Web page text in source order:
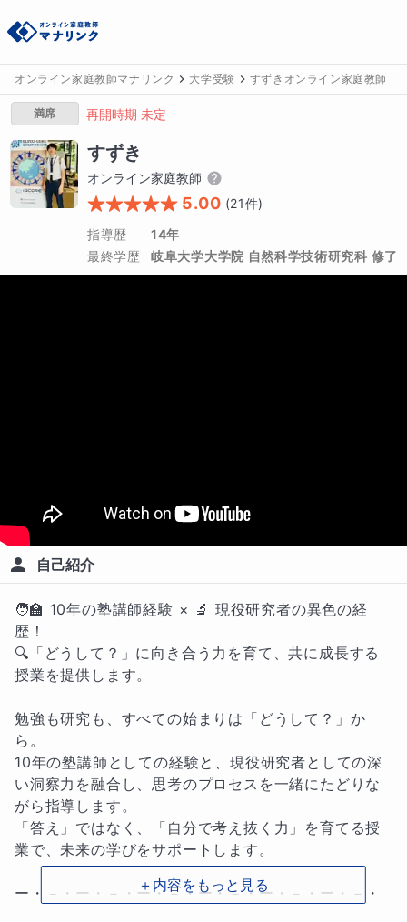
オンライン家庭教師マナリンク 大学受験 すずきオンライン家庭教師
満席 再開時期 未定
すずき
オンライン家庭教師
5.00 (21件)
指導歴
14年
最終学歴
岐阜大学大学院 自然科学技術研究科 修了
自己紹介
🧑‍🏫 10年の塾講師経験 × 🔬 現役研究者の異色の経
歴！
🔍「どうして？」に向き合う力を育て、共に成長する
授業を提供します。
勉強も研究も、すべての始まりは「どうして？」か
ら。
10年の塾講師としての経験と、現役研究者としての深
い洞察力を融合し、思考のプロセスを一緒にたどりな
がら指導します。
「答え」ではなく、「自分で考え抜く力」を育てる授
業で、未来の学びをサポートします。
ー・－・ー・－・ー・－・ー・－・ー・－・ー・－・
＋内容をもっと見る